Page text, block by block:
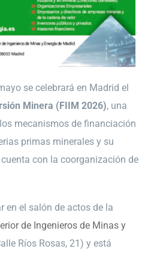
se celebrará en Madrid el
Minera (FIIM 2026), una
mecanismos de financiación
primas minerales y su
con la coorganización de
en el salón de actos de la
de Ingenieros de Minas y
Ríos Rosas, 21) y está